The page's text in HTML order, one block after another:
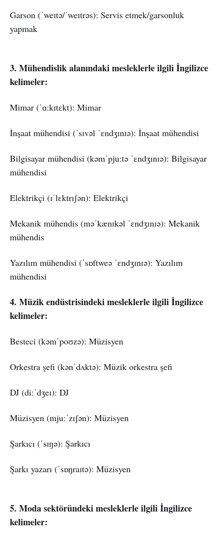
Garson (ˈweɪtə/ˈweɪtrəs): Servis etmek/garsonluk
yapmak
3. Mühendislik alanındaki mesleklerle ilgili İngilizce
kelimeler:
Mimar (ˈɑːkɪtɛkt): Mimar
İnşaat mühendisi (ˈsɪvəl ˈɛndʒɪnɪə): İnşaat mühendisi
Bilgisayar mühendisi (kəmˈpjuːtə ˈɛndʒɪnɪə): Bilgisayar
mühendisi
Elektrikçi (ɪˈlɛktrɪʃən): Elektrikçi
Mekanik mühendis (məˈkænɪkəl ˈɛndʒɪnɪə): Mekanik
mühendis
Yazılım mühendisi (ˈsɒftweə ˈɛndʒɪnɪə): Yazılım
mühendisi
4. Müzik endüstrisindeki mesleklerle ilgili İngilizce
kelimeler:
Besteci (kəmˈpoʊzə): Müzisyen
Orkestra şefi (kənˈdʌktə): Müzik orkestra şefi
DJ (diːˈdʒeɪ): DJ
Müzisyen (mjuːˈzɪʃən): Müzisyen
Şarkıcı (ˈsɪŋə): Şarkıcı
Şarkı yazarı (ˈsɒŋraɪtə): Müzisyen
5. Moda sektöründeki mesleklerle ilgili İngilizce
kelimeler: